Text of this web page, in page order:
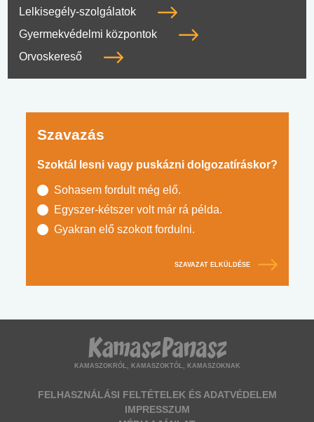
Lelkisegély-szolgálatok
Gyermekvédelmi központok
Orvoskereső
Szavazás
Szoktál lesni vagy puskázni dolgozatíráskor?
Sohasem fordult még elő.
Egyszer-kétszer volt már rá példa.
Gyakran elő szokott fordulni.
SZAVAZAT ELKÜLDÉSE
KAMASZOKRÓL, KAMASZOKTÓL, KAMASZOKNAK
FELHASZNÁLÁSI FELTÉTELEK ÉS ADATVÉDELEM
IMPRESSZUM